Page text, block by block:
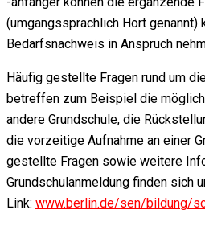
(umgangssprachlich Hort genannt)
Bedarfsnachweis in Anspruch
Häufig gestellte Fragen rund um
betreffen zum Beispiel die
andere Grundschule, die
die vorzeitige Aufnahme an einer
gestellte Fragen sowie weitere
Grundschulanmeldung finden sich
Link: www.berlin.de/sen/bildung/